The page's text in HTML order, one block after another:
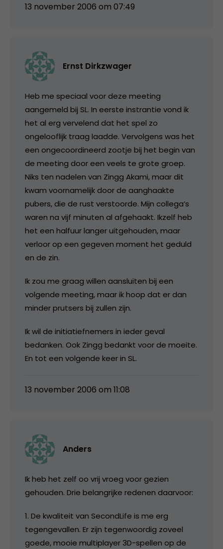
13 november 2006 om 07:49
Ernst Dirkzwager
Heb me speciaal voor deze meeting
aangemeld bij SL. In eerste instrantie vond ik
het al erg vervelend dat het spel zo
ongelooflijk traag laadde. Vervolgens was het
een ongecoordineerd zootje bij het begin van
de meeting door een veels te grote groep.
Niks ten nadelen van Zingg Akami, maar dit
kwam voornamelijk door de aanghaakte
pubers, die de rust verstoorde. Mijn collega’s
waren na vijf minuten al afgehaakt. Ikzelf heb
het een halfuur langer uitgehouden, maar
verloor op een gegeven moment het geduld
en de zin.
Ik zou me graag willen aansluiten bij een
volgende meeting, maar ik hoop dat er dan
minder prutsers bij zullen zijn.
Ik wil de initiatiefnemers in ieder geval
bedanken. Ook Zingg bedankt voor de moeite.
En tot een volgende keer in SL.
13 november 2006 om 11:08
Anders
Ik heb het zelf oo vrij vroeg voor gezien
gehouden. Drie belangrijke redenen daarvoor:
1. De kwaliteit van SecondLife is me erg
tegengevallen. Er zijn tegenwoordig zoveel
goede, mooie multiplayer 3D-spellen op de